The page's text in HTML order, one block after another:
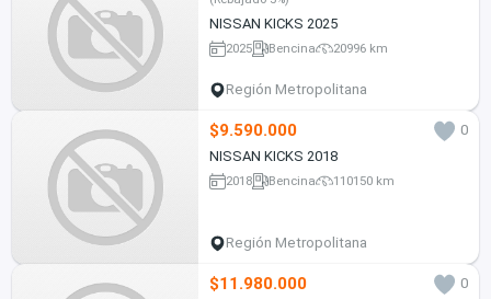
NISSAN KICKS 2025
2025 Bencina 20996 km
Región Metropolitana
$9.590.000
0
NISSAN KICKS 2018
2018 Bencina 110150 km
Región Metropolitana
$11.980.000
0